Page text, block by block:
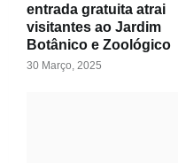
entrada gratuita atrai
visitantes ao Jardim
Botânico e Zoológico
30 Março, 2025